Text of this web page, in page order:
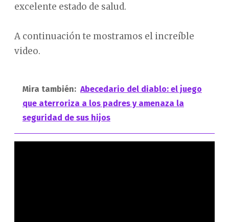
excelente estado de salud.
A continuación te mostramos el increíble
video.
Mira también: Abecedario del diablo: el juego
que aterroriza a los padres y amenaza la
seguridad de sus hijos